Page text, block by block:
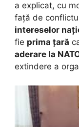
a explicat, cu
față de
intereselor
fie prima țară
aderare la
extindere a